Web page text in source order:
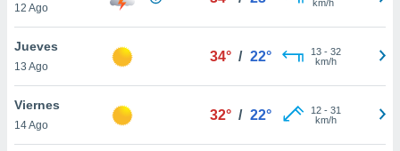
cookies
aceptar
12 Ago
km/h
Jueves
13 Ago
34° / 22° 13- 32
km/h
Viernes
14 Ago
32° / 22° 12- 31
km/h